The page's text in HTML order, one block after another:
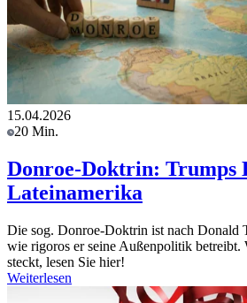
15.04.2026
20 Min.
Donroe-Doktrin: Trumps
Lateinamerika
Die sog. Donroe-Doktrin ist nach Donald
wie rigoros er seine Außenpolitik betreibt.
steckt, lesen Sie hier!
Weiterlesen